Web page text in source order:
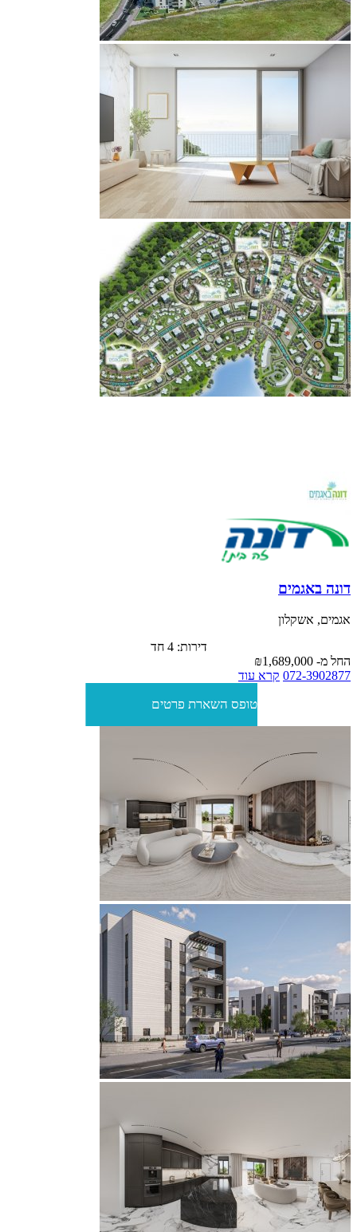
דונה באגמים
אגמים, אשקלון
דירות: 4 חד
החל מ- ₪1,689,000
072-3902877 קרא עוד
טופס השארת פרטים